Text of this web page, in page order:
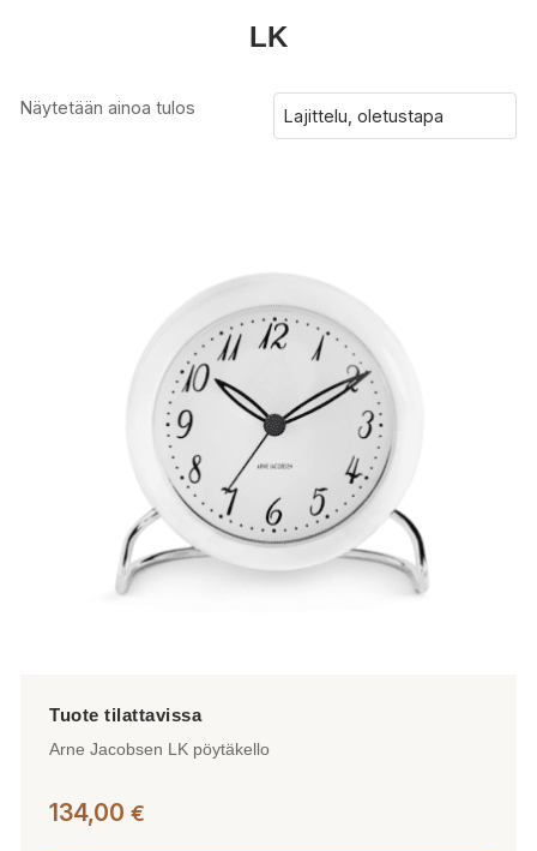
LK
Näytetään ainoa tulos
Arne Jacobsen LK pöytäkello
134,00 €